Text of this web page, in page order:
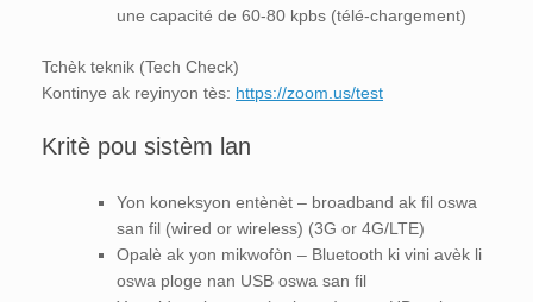
une capacité de 60-80 kpbs (télé-chargement)
Tchèk teknik (Tech Check)
Kontinye ak reyinyon tès: https://zoom.us/test
Kritè pou sistèm lan
Yon koneksyon entènèt – broadband ak fil oswa
san fil (wired or wireless) (3G or 4G/LTE)
Opalè ak yon mikwofòn – Bluetooth ki vini avèk li
oswa ploge nan USB oswa san fil